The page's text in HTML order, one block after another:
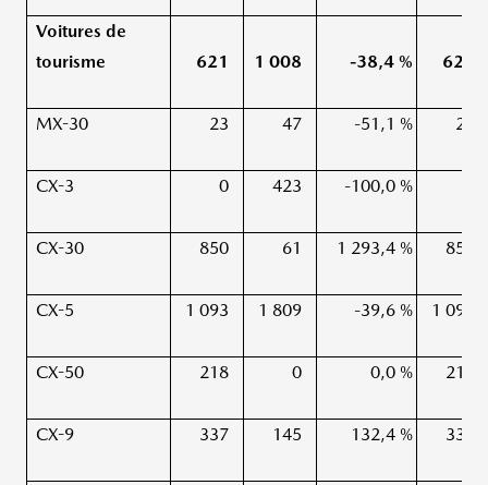
Voitures de
tourisme
621 1 008 -38,4 % 621
MX-30 23 47 -51,1 % 23
CX-3 0 423 -100,0 %
CX-30 850 61 1 293,4 % 850
CX-5 1 093 1 809 -39,6 % 1 093
CX-50 218 0 0,0 % 218
CX-9 337 145 132,4 % 337